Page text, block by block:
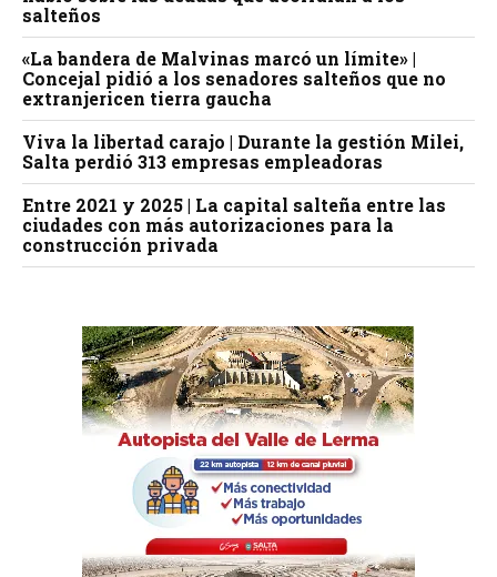
salteños
«La bandera de Malvinas marcó un límite» |
Concejal pidió a los senadores salteños que no
extranjericen tierra gaucha
Viva la libertad carajo | Durante la gestión Milei,
Salta perdió 313 empresas empleadoras
Entre 2021 y 2025 | La capital salteña entre las
ciudades con más autorizaciones para la
construcción privada